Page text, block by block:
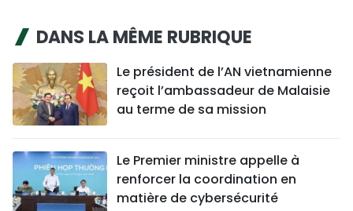
DANS LA MÊME RUBRIQUE
Le président de l’AN vietnamienne
reçoit l’ambassadeur de Malaisie
au terme de sa mission
Le Premier ministre appelle à
renforcer la coordination en
matière de cybersécurité